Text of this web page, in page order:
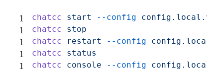
chatcc start --config
chatcc stop
chatcc restart --config
chatcc status
chatcc console --config